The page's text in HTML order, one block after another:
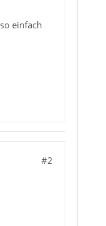
einfach
#2